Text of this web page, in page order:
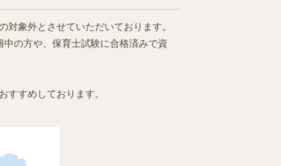
象外とさせていただいております。
の方や、保育士試験に合格済みで資
すすめしております。